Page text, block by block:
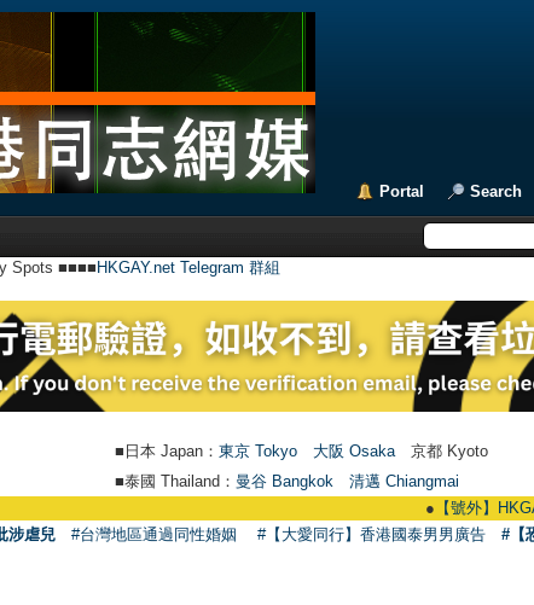
Portal Search
Spots ■■■■ HKGAY.net Telegram 群組
■日本 Japan： 東京 Tokyo 大阪 Osaka 京都 Kyoto
■泰國 Thailand： 曼谷 Bangkok
清邁 Chiangmai
【號外】
涉虐兒 #台灣地區通過同性婚姻 #【大愛同行】香港國泰男男廣告 #【